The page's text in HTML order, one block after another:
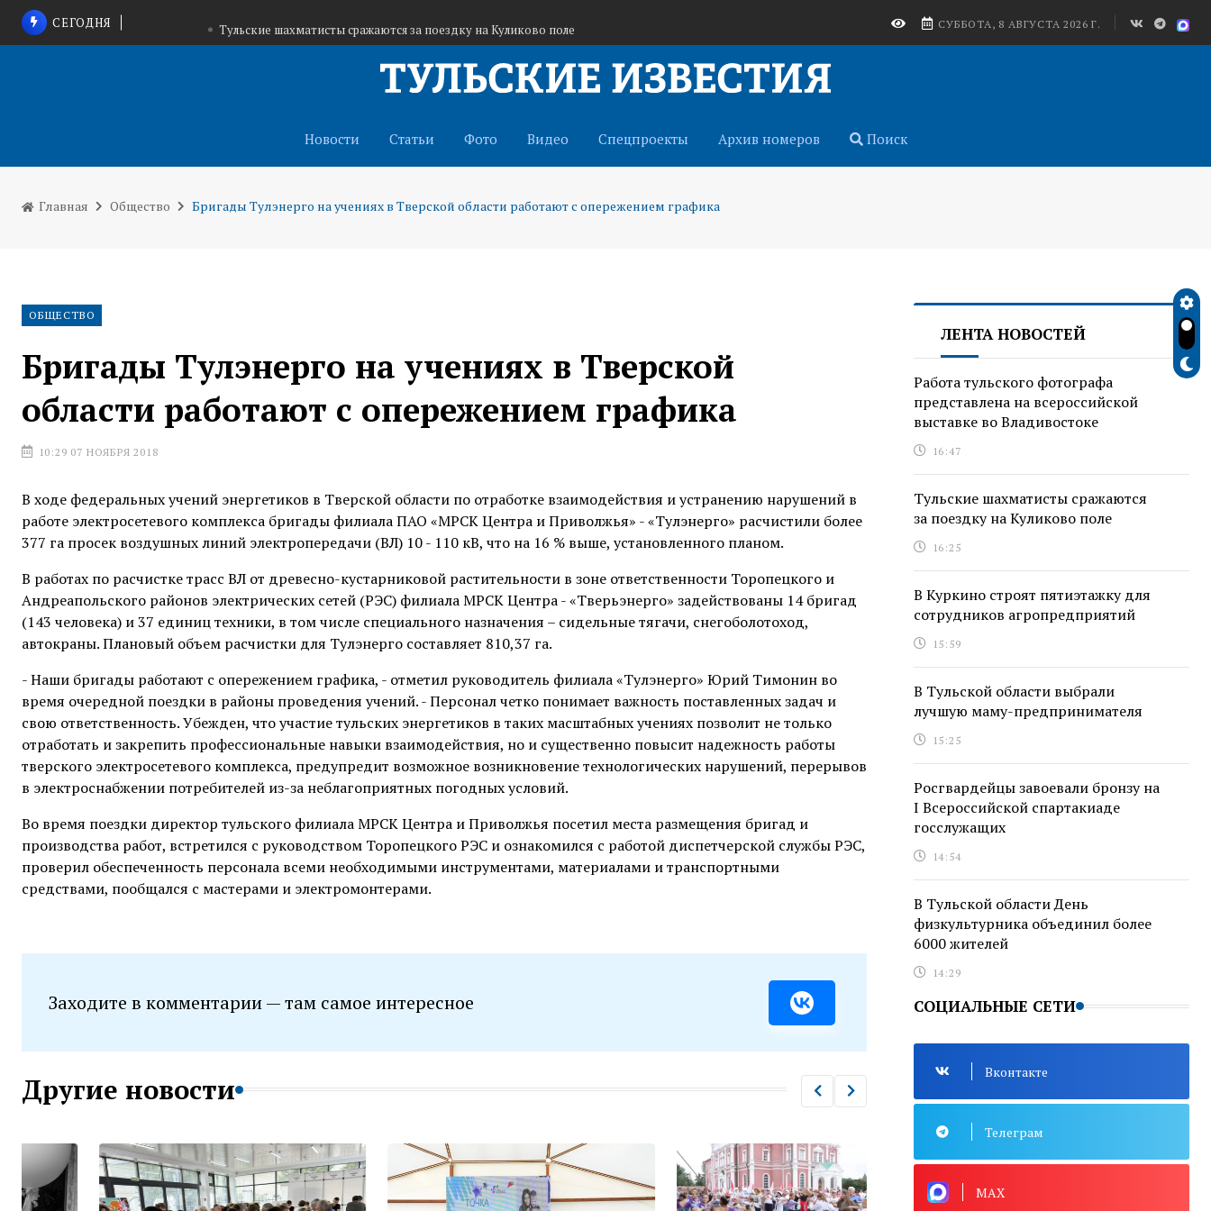
СЕГОДНЯ Тульские шахматисты сражаются за поездку на Куликово поле
Работа тульского фотографа представлена на всероссийской выставке во Владивостоке
СУББОТА, 8 АВГУСТА 2026 Г.
Новости Статьи Фото Видео Спецпроекты Архив номеров Поиск
Главная Общество Бригады Тулэнерго на учениях в Тверской области работают с опережением графика
ОБЩЕСТВО
Бригады Тулэнерго на учениях в Тверской
области работают с опережением графика
10:29 07 НОЯБРЯ 2018
В ходе федеральных учений энергетиков в Тверской области по отработке взаимодействия и устранению нарушений в
работе электросетевого комплекса бригады филиала ПАО «МРСК Центра и Приволжья» - «Тулэнерго» расчистили более
377 га просек воздушных линий электропередачи (ВЛ) 10 - 110 кВ, что на 16 % выше, установленного планом.
В работах по расчистке трасс ВЛ от древесно-кустарниковой растительности в зоне ответственности Торопецкого и
Андреапольского районов электрических сетей (РЭС) филиала МРСК Центра - «Тверьэнерго» задействованы 14 бригад
(143 человека) и 37 единиц техники, в том числе специального назначения – сидельные тягачи, снегоболотоход,
автокраны. Плановый объем расчистки для Тулэнерго составляет 810,37 га.
- Наши бригады работают с опережением графика, - отметил руководитель филиала «Тулэнерго» Юрий Тимонин во
время очередной поездки в районы проведения учений. - Персонал четко понимает важность поставленных задач и
свою ответственность. Убежден, что участие тульских энергетиков в таких масштабных учениях позволит не только
отработать и закрепить профессиональные навыки взаимодействия, но и существенно повысит надежность работы
тверского электросетевого комплекса, предупредит возможное возникновение технологических нарушений, перерывов
в электроснабжении потребителей из-за неблагоприятных погодных условий.
Во время поездки директор тульского филиала МРСК Центра и Приволжья посетил места размещения бригад и
производства работ, встретился с руководством Торопецкого РЭС и ознакомился с работой диспетчерской службы РЭС,
проверил обеспеченность персонала всеми необходимыми инструментами, материалами и транспортными
средствами, пообщался с мастерами и электромонтерами.
Заходите в комментарии — там самое интересное
Другие новости
ЛЕНТА НОВОСТЕЙ
Работа тульского фотографа
представлена на всероссийской
выставке во Владивостоке
16:47
Тульские шахматисты сражаются
за поездку на Куликово поле
16:25
В Куркино строят пятиэтажку для
сотрудников агропредприятий
15:59
В Тульской области выбрали
лучшую маму-предпринимателя
15:25
Росгвардейцы завоевали бронзу на
I Всероссийской спартакиаде
госслужащих
14:54
В Тульской области День
физкультурника объединил более
6000 жителей
14:29
СОЦИАЛЬНЫЕ СЕТИ
Вконтакте
Телеграм
MAX